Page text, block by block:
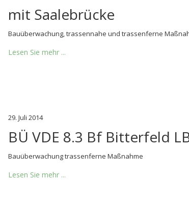
mit Saalebrücke
Bauüberwachung, trassennahe und trassenferne
Lesen Sie mehr ...
29. Juli 2014
BÜ VDE 8.3 Bf Bitterfeld
Bauüberwachung trassenferne Maßnahme
Lesen Sie mehr ...